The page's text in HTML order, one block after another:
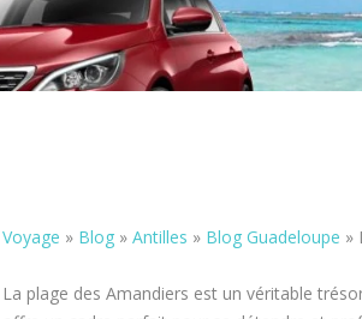
Voyage » Blog » Antilles » Blog Guadeloupe »
La plage des Amandiers est un véritable